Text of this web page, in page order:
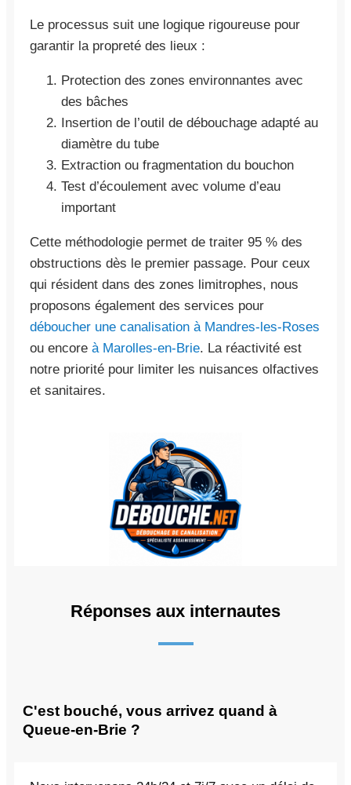
Le processus suit une logique rigoureuse pour
garantir la propreté des lieux :
Protection des zones environnantes avec
des bâches
Insertion de l’outil de débouchage adapté au
diamètre du tube
Extraction ou fragmentation du bouchon
Test d’écoulement avec volume d’eau
important
Cette méthodologie permet de traiter 95 % des
obstructions dès le premier passage. Pour ceux
qui résident dans des zones limitrophes, nous
proposons également des services pour
déboucher une canalisation à Mandres-les-Roses
ou encore à Marolles-en-Brie. La réactivité est
notre priorité pour limiter les nuisances olfactives
et sanitaires.
Réponses aux internautes
C'est bouché, vous arrivez quand à
Queue-en-Brie ?